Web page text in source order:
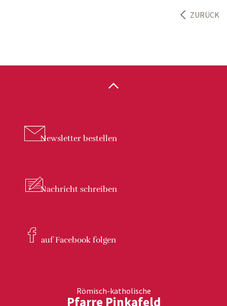
ZURÜCK
Newsletter bestellen
Nachricht schreiben
auf Facebook folgen
Römisch-katholische
Pfarre Pinkafeld